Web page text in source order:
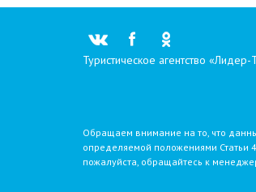
Туристическое агентство
Обращаем внимание на то, что
определяемой положениями Статьи
пожалуйста, обращайтесь к